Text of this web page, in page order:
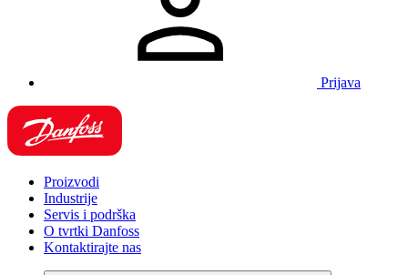
Prijava
Proizvodi
Industrije
Servis i podrška
O tvrtki Danfoss
Kontaktirajte nas